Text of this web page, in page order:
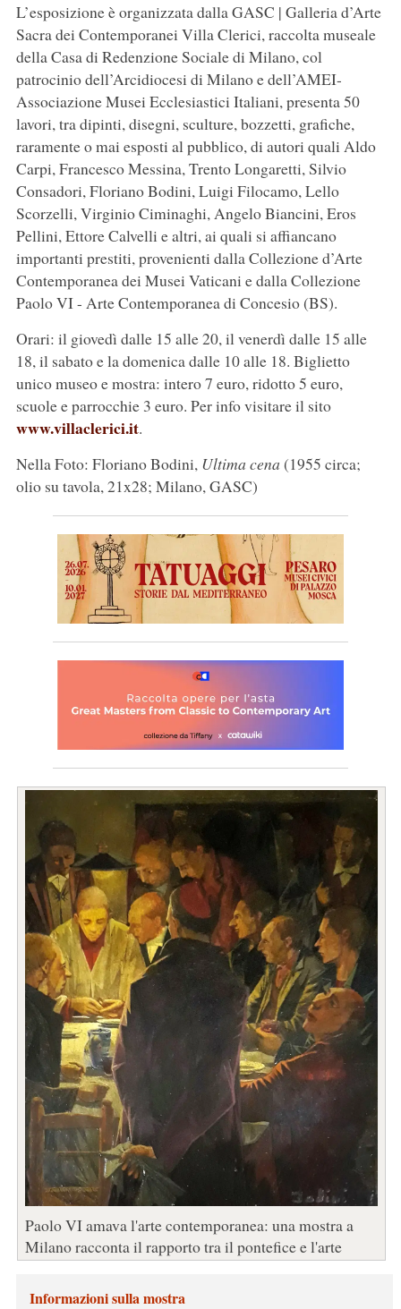
L’esposizione è organizzata dalla GASC | Galleria d’Arte
Sacra dei Contemporanei Villa Clerici, raccolta museale
della Casa di Redenzione Sociale di Milano, col
patrocinio dell’Arcidiocesi di Milano e dell’AMEI-
Associazione Musei Ecclesiastici Italiani, presenta 50
lavori, tra dipinti, disegni, sculture, bozzetti, grafiche,
raramente o mai esposti al pubblico, di autori quali Aldo
Carpi, Francesco Messina, Trento Longaretti, Silvio
Consadori, Floriano Bodini, Luigi Filocamo, Lello
Scorzelli, Virginio Ciminaghi, Angelo Biancini, Eros
Pellini, Ettore Calvelli e altri, ai quali si affiancano
importanti prestiti, provenienti dalla Collezione d’Arte
Contemporanea dei Musei Vaticani e dalla Collezione
Paolo VI - Arte Contemporanea di Concesio (BS).
Orari: il giovedì dalle 15 alle 20, il venerdì dalle 15 alle
18, il sabato e la domenica dalle 10 alle 18. Biglietto
unico museo e mostra: intero 7 euro, ridotto 5 euro,
scuole e parrocchie 3 euro. Per info visitare il sito
www.villaclerici.it.
Nella Foto: Floriano Bodini, Ultima cena (1955 circa;
olio su tavola, 21x28; Milano, GASC)
Paolo VI amava l'arte contemporanea: una mostra a
Milano racconta il rapporto tra il pontefice e l'arte
Informazioni sulla mostra